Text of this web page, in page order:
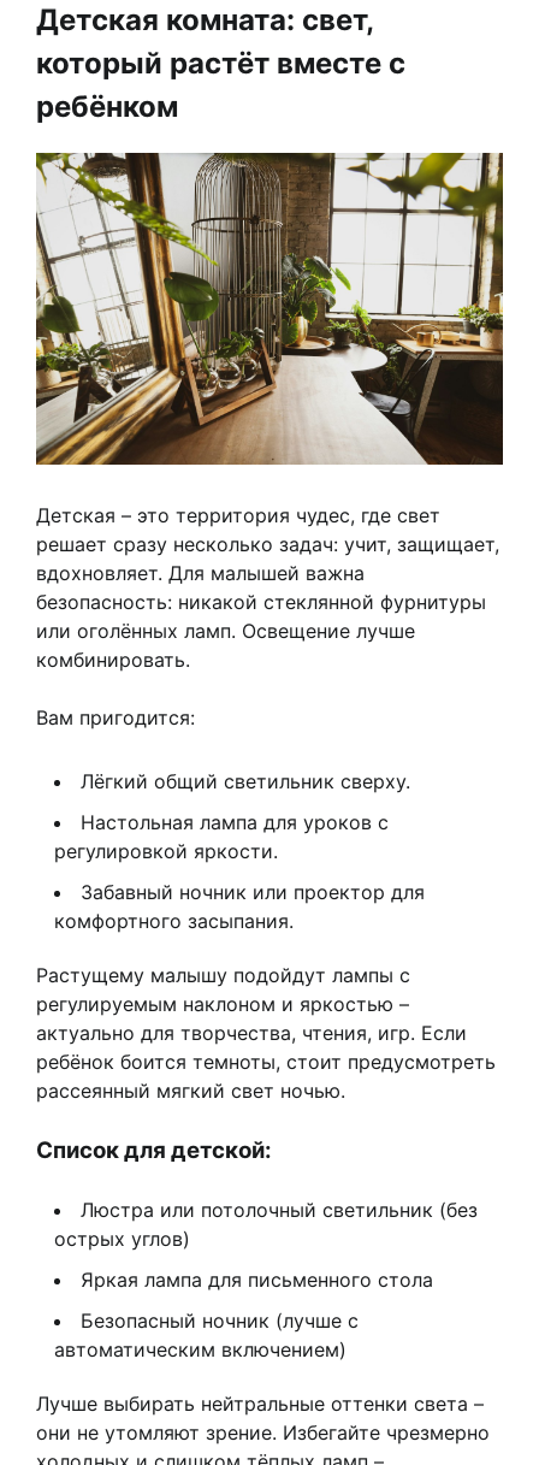
Детская комната: свет,
который растёт вместе с
ребёнком
Детская – это территория чудес, где свет
решает сразу несколько задач: учит, защищает,
вдохновляет. Для малышей важна
безопасность: никакой стеклянной фурнитуры
или оголённых ламп. Освещение лучше
комбинировать.
Вам пригодится:
Лёгкий общий светильник сверху.
Настольная лампа для уроков с
регулировкой яркости.
Забавный ночник или проектор для
комфортного засыпания.
Растущему малышу подойдут лампы с
регулируемым наклоном и яркостью –
актуально для творчества, чтения, игр. Если
ребёнок боится темноты, стоит предусмотреть
рассеянный мягкий свет ночью.
Список для детской:
Люстра или потолочный светильник (без
острых углов)
Яркая лампа для письменного стола
Безопасный ночник (лучше с
автоматическим включением)
Лучше выбирать нейтральные оттенки света –
они не утомляют зрение. Избегайте чрезмерно